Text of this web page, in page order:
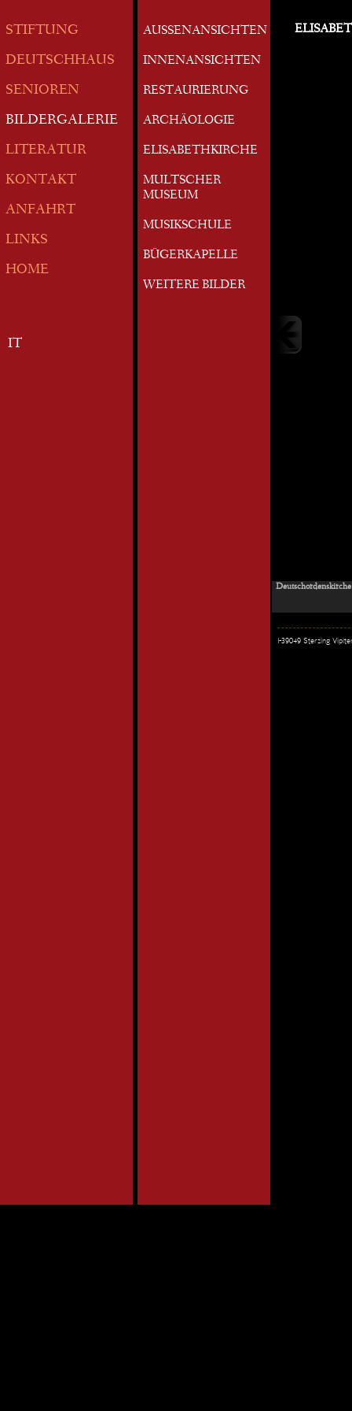
STIFTUNG
DEUTSCHHAUS
SENIOREN
BILDERGALERIE
LITERATUR
KONTAKT
ANFAHRT
LINKS
HOME
IT
AUSSENANSICHTEN
INNENANSICHTEN
RESTAURIERUNG
ARCHÄOLOGIE
ELISABETHKIRCHE
MULTSCHER
MUSEUM
MUSIKSCHULE
BÜGERKAPELLE
WEITERE BILDER
I-39049 Sterzing